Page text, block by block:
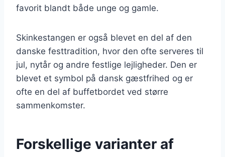
favorit blandt både unge og gamle.
Skinkestangen er også blevet en del af den
danske festtradition, hvor den ofte serveres til
jul, nytår og andre festlige lejligheder. Den er
blevet et symbol på dansk gæstfrihed og er
ofte en del af buffetbordet ved større
sammenkomster.
Forskellige varianter af